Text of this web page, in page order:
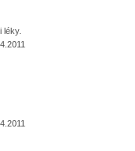
léky.